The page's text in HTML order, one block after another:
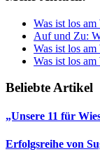
Was ist los
Auf und Zu:
Was ist los
Was ist los
Beliebte Artikel
„Unsere 11 für
Erfolgsreihe von